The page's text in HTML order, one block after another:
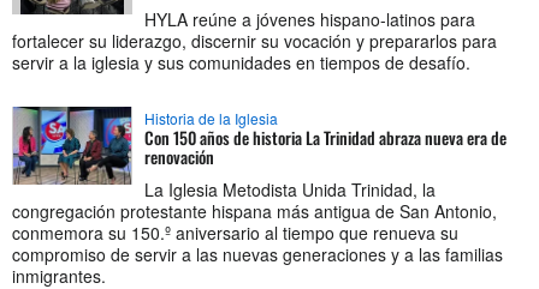
HYLA reúne a jóvenes hispano-latinos para
fortalecer su liderazgo, discernir su vocación y prepararlos para
servir a la iglesia y sus comunidades en tiempos de desafío.
Historia de la Iglesia
Con 150 años de historia La Trinidad abraza nueva era de
renovación
La Iglesia Metodista Unida Trinidad, la
congregación protestante hispana más antigua de San Antonio,
conmemora su 150.º aniversario al tiempo que renueva su
compromiso de servir a las nuevas generaciones y a las familias
inmigrantes.